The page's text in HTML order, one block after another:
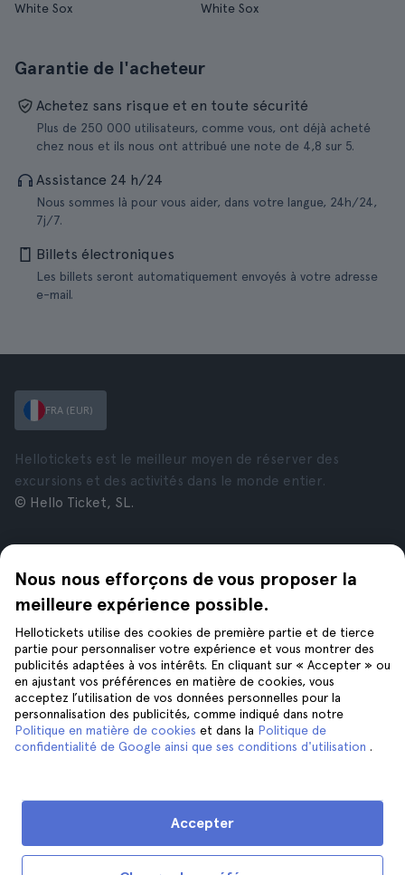
White Sox
White Sox
Garantie de l'acheteur
Achetez sans risque et en toute sécurité
Plus de 250 000 utilisateurs, comme vous, ont déjà acheté
chez nous et ils nous ont attribué une note de 4,8 sur 5.
Assistance 24 h/24
Nous sommes là pour vous aider, dans votre langue, 24h/24,
7j/7.
Billets électroniques
Les billets seront automatiquement envoyés à votre adresse
e-mail.
Nous nous efforçons de vous proposer la
meilleure expérience possible.
Hellotickets utilise des cookies de première partie et de tierce
partie pour personnaliser votre expérience et vous montrer des
publicités adaptées à vos intérêts. En cliquant sur « Accepter » ou
en ajustant vos préférences en matière de cookies, vous
acceptez l’utilisation de vos données personnelles pour la
personnalisation des publicités, comme indiqué dans notre
Politique en matière de cookies et dans la Politique de
confidentialité de Google ainsi que ses conditions d'utilisation .
Accepter
FRA (EUR)
Hellotickets est le meilleur moyen de réserver des
excursions et des activités dans le monde entier.
© Hello Ticket, SL.
À propos de nous
Offres d’emploi
Avis
Confidentialité
Conditions générales
Mentions Légales
Cookies
New York
Rome
Londres
Grenade
Cracovie
Tenerife
Aide